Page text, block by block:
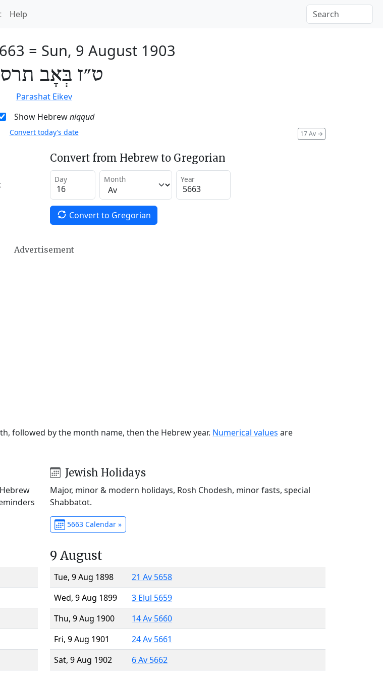
Help
= Sun, 9 August 1903
ט״ז בְּאָב
Parashat Eikev
Show Hebrewniqqud
17 Av →
Convert today’s date
Convert from Hebrew to Gregorian
Day Month Year
Convert to Gregorian
Advertisement
followed by the month name, then the Hebrew year. Numerical values are
Jewish Holidays
Major, minor & modern holidays, Rosh Chodesh, minor fasts, special
Shabbatot.
5663 Calendar »
9 August
Tue, 9 Aug 1898
21 Av 5658
Wed, 9 Aug 1899
3 Elul 5659
Thu, 9 Aug 1900
14 Av 5660
Fri, 9 Aug 1901
24 Av 5661
Sat, 9 Aug 1902
6 Av 5662